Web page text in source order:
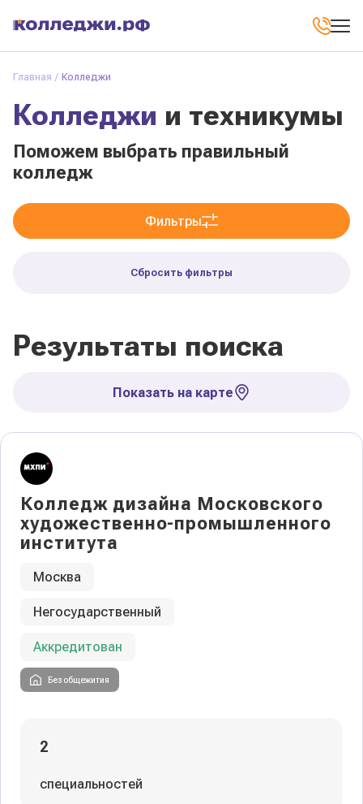
Главная Колледжи
Колледжи и техникумы
Поможем выбрать правильный
колледж
Фильтры
Сбросить фильтры
Результаты поиска
Показать на карте
Колледж дизайна Московского
художественно-промышленного
института
Москва
Негосударственный
Аккредитован
Без общежития
2
специальностей